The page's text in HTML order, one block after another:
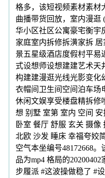
格多，该短视频素材素材
曲播带货回放，室内漫逛
华小区社区公寓豪宅衡宇
家庭室内拆修拆潢家拆
景五星级酒店度假村平易
式设想师设想建建艺术天
构建建漫逛光线光影变化
衣帽间卫生间空间泊车场
休闲文娱享受楼盘精拆修
想 别墅 室第 室内 空间
卧室 餐厅 舒服 玄关 摄像
北欧 沙发 睡床 幸福夸姣
空气本坐编号48172668
品为mp4 格局的
步履派 #这波操做稳了 #